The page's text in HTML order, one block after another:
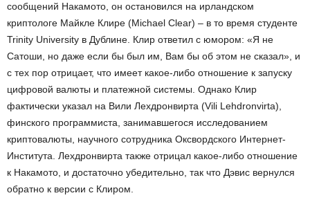
сообщений Накамото, он остановился на ирландском
криптологе Майкле Клире (Michael Clear) – в то время студенте
Trinity University в Дублине. Клир ответил с юмором: «Я не
Сатоши, но даже если бы был им, Вам бы об этом не сказал», и
с тех пор отрицает, что имеет какое-либо отношение к запуску
цифровой валюты и платежной системы. Однако Клир
фактически указал на Вили Лехдронвирта (Vili Lehdronvirta),
финского программиста, занимавшегося исследованием
криптовалюты, научного сотрудника Оксвордского Интернет-
Института. Лехдронвирта также отрицал какое-либо отношение
к Накамото, и достаточно убедительно, так что Дэвис вернулся
обратно к версии с Клиром.